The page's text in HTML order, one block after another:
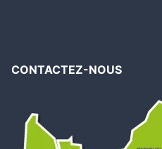
CONTACTEZ-NOUS